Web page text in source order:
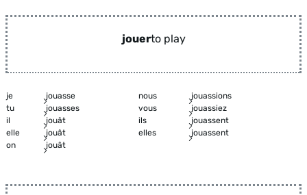
jouerto play
je jouasse nous
jouassions
tu
jouasses vous
jouassiez
il
jouât ils
jouassent
elle
jouât elles
jouassent
on
jouât